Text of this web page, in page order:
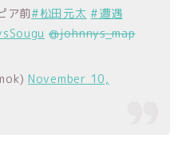
ア前#松田元太 #遭遇
@johnnys_map
November 10,